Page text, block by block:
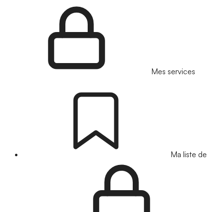
Mes services
Ma liste de